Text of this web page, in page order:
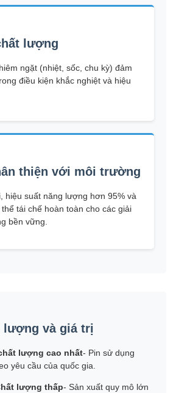
lượng
ngặt (nhiệt, sốc, chu kỳ) đảm
điều kiện khắc nghiệt và hiệu
thiện với môi trường
hiệu suất năng lượng hơn 95% và
tái chế hoàn toàn cho các giải
bền vững.
lượng và giá trị
lượng cao nhất- Pin sử dụng
yêu cầu của quốc gia.
lượng thấp- Sản xuất quy mô lớn